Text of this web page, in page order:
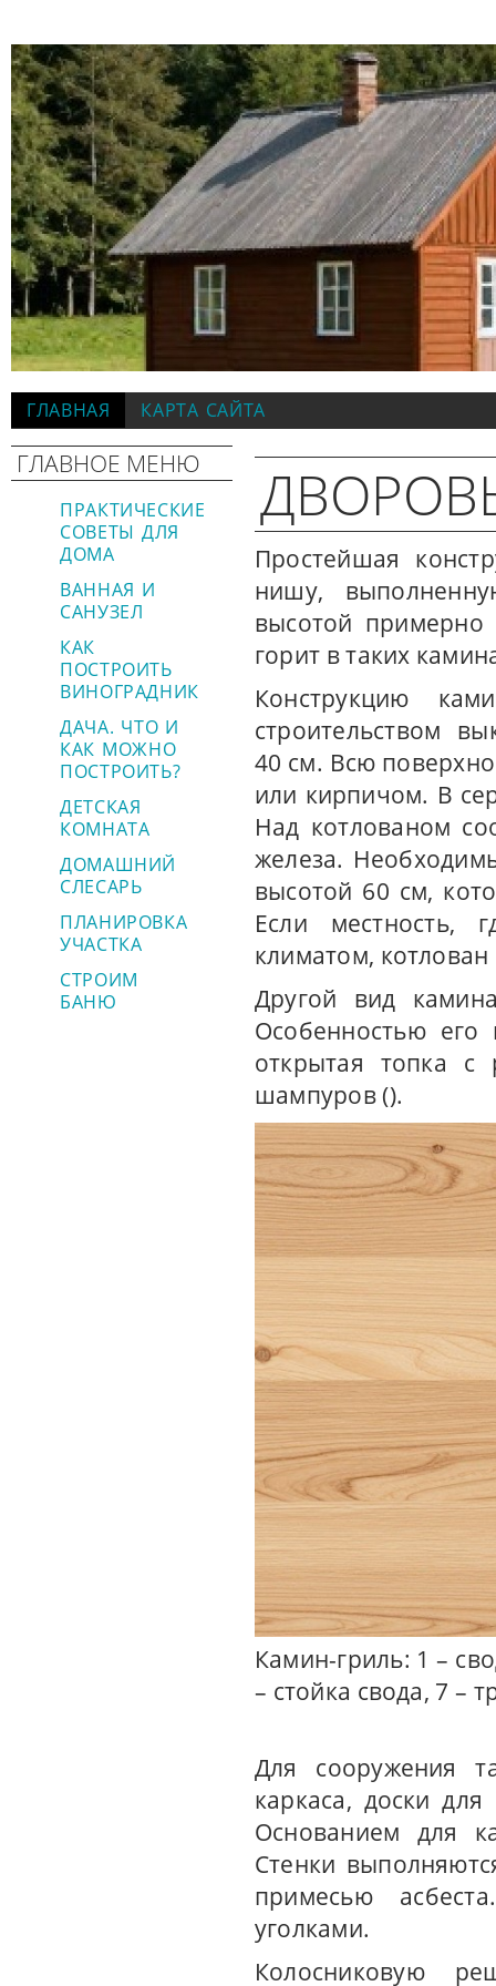
ГЛАВНАЯ КАРТА САЙТА
ГЛАВНОЕ МЕНЮ
ПРАКТИЧЕСКИЕ
СОВЕТЫ ДЛЯ
ДОМА
ВАННАЯ И
САНУЗЕЛ
КАК
ПОСТРОИТЬ
ВИНОГРАДНИК
ДАЧА. ЧТО И
КАК МОЖНО
ПОСТРОИТЬ?
ДЕТСКАЯ
КОМНАТА
ДОМАШНИЙ
СЛЕСАРЬ
ПЛАНИРОВКА
УЧАСТКА
СТРОИМ
БАНЮ
Простейшая
нишу,
высотой
горит в таких
Конструкцию
строительством
40 см. Всю
или кирпичом. В
Над котлованом
железа.
высотой 60 см,
Если местность,
климатом,
Другой вид
Особенностью его
открытая топка с
шампуров ().
Камин-гриль: 1 –
– стойка свода, 7 –
Для сооружения
каркаса, доски
Основанием для
Стенки
примесью
уголками.
Колосниковую